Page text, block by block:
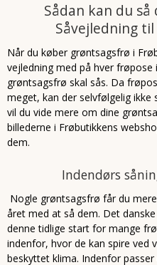
Sådan kan du
Såvejledning
Når du køber grøntsagsfrø i
vejledning med på hver
grøntsagsfrø skal sås. Da
meget, kan der selvfølgelig
vil du vide mere om dine
billederne i Frøbutikkens
dem.
Indendørs
Nogle grøntsagsfrø får du
året med at så dem. Det
denne tidlige start for mange
indenfor, hvor de kan spire ved
beskyttet klima. Indenfor